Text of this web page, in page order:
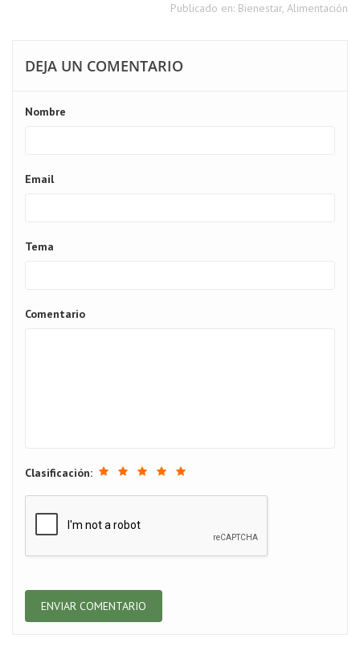
Publicado en: Bienestar, Alimentación
DEJA UN COMENTARIO
Nombre
Email
Tema
Comentario
Clasificación: